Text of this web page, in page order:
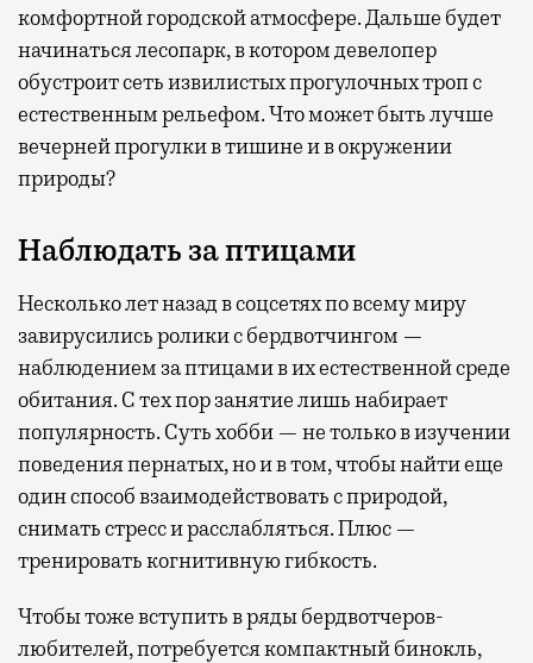
комфортной городской атмосфере. Дальше будет
начинаться лесопарк, в котором девелопер
обустроит сеть извилистых прогулочных троп с
естественным рельефом. Что может быть лучше
вечерней прогулки в тишине и в окружении
природы?
Наблюдать за птицами
Несколько лет назад в соцсетях по всему миру
завирусились ролики с бердвотчингом —
наблюдением за птицами в их естественной среде
обитания. С тех пор занятие лишь набирает
популярность. Суть хобби — не только в изучении
поведения пернатых, но и в том, чтобы найти еще
один способ взаимодействовать с природой,
снимать стресс и расслабляться. Плюс —
тренировать когнитивную гибкость.
Чтобы тоже вступить в ряды бердвотчеров-
любителей, потребуется компактный бинокль,